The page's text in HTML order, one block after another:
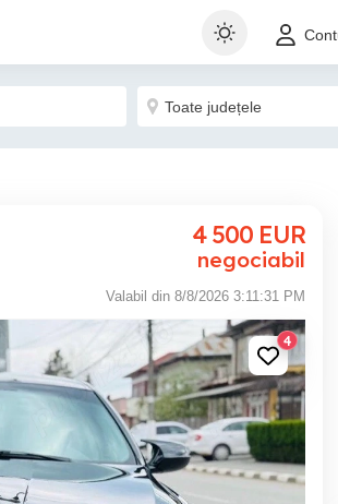
4 500 EUR
negociabil
Valabil din 8/8/2026 3:11:31 PM
4